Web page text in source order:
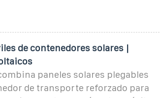
de contenedores solares |
paneles solares plegables
de transporte reforzado para